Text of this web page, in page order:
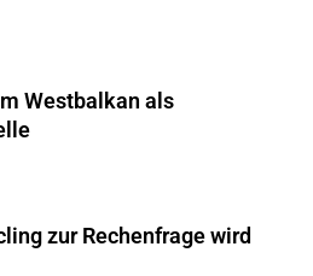
Westbalkan als
zur Rechenfrage wird